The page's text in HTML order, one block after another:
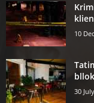
10
30